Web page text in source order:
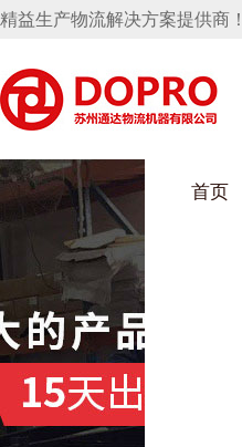
精益生产物流解决方案提供商！
首页
好色先生成人污架
丝车/纺丝车
乌龟车/平台车
钢板箱
货架系统
化纤纺织行业
化工行业